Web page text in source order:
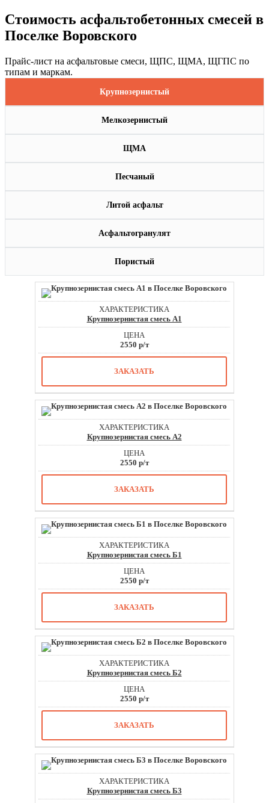
Стоимость асфальтобетонных смесей в
Поселке Воровского
Прайс-лист на асфальтовые смеси, ЩПС, ЩМА, ЩГПС по
типам и маркам.
Крупнозернистый
Мелкозернистый
ЩМА
Песчаный
Литой асфальт
Асфальтогранулят
Пористый
Крупнозернистая смесь А1
2550 р/т
ЗАКАЗАТЬ
Крупнозернистая смесь А2
2550 р/т
ЗАКАЗАТЬ
Крупнозернистая смесь Б1
2550 р/т
ЗАКАЗАТЬ
Крупнозернистая смесь Б2
2550 р/т
ЗАКАЗАТЬ
Крупнозернистая смесь Б3